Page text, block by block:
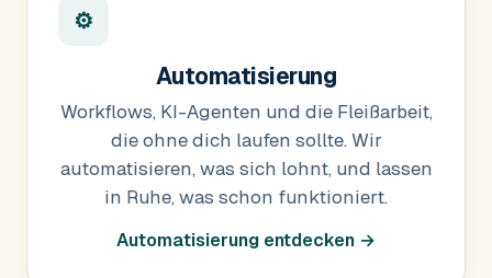
⚙
Automatisierung
Workflows, KI-Agenten und die Fleißarbeit,
die ohne dich laufen sollte. Wir
automatisieren, was sich lohnt, und lassen
in Ruhe, was schon funktioniert.
Automatisierung entdecken →